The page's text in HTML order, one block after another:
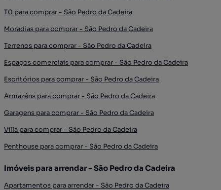
T0 para comprar - São Pedro da Cadeira
Moradias para comprar - São Pedro da Cadeira
Terrenos para comprar - São Pedro da Cadeira
Espaços comerciais para comprar - São Pedro da Cadeira
Escritórios para comprar - São Pedro da Cadeira
Armazéns para comprar - São Pedro da Cadeira
Garagens para comprar - São Pedro da Cadeira
Villa para comprar - São Pedro da Cadeira
Penthouse para comprar - São Pedro da Cadeira
Imóveis para arrendar - São Pedro da Cadeira
Apartamentos para arrendar - São Pedro da Cadeira